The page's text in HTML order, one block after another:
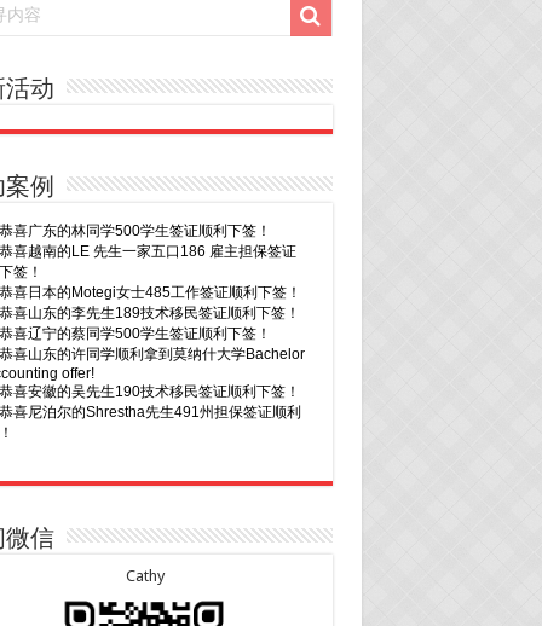
活动
例
offer！
喜江苏的谢先生600旅游签证顺利下签，三年多
喜广东的林同学500学生签证顺利下签！
喜越南的LE 先生一家五口186 雇主担保签证
签！
喜日本的Motegi女士485工作签证顺利下签！
喜山东的李先生189技术移民签证顺利下签！
喜辽宁的蔡同学500学生签证顺利下签！
喜山东的许同学顺利拿到莫纳什大学Bachelor
offer!
喜安徽的吴先生190技术移民签证顺利下签！
喜尼泊尔的Shrestha先生491州担保签证顺利
喜江苏的曹同学500学生签证顺利下签！
喜广东的邓同学500学生签证顺利下签！
喜广东的喻同学500学生签证顺利下签！
微信
Cathy